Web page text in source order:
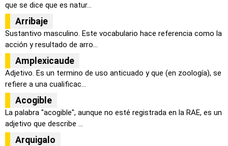
que se dice que es natur...
Arribaje
Sustantivo masculino. Este vocabulario hace referencia como la
acción y resultado de arro...
Amplexicaude
Adjetivo. Es un termino de uso anticuado y que (en zoología), se
refiere a una cualificac...
Acogible
La palabra "acogible", aunque no esté registrada en la RAE, es un
adjetivo que describe ...
Arquigalo